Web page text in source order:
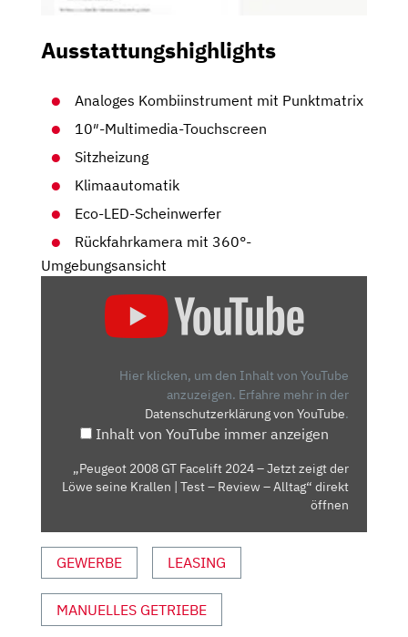
Ausstattungshighlights
Analoges Kombiinstrument mit Punktmatrix
10″-Multimedia-Touchscreen
Sitzheizung
Klimaautomatik
Eco-LED-Scheinwerfer
Rückfahrkamera mit 360°-
Umgebungsansicht
LÖWE
|
TEST
–
REVIEW
Hier klicken, um den Inhalt von YouTube
anzuzeigen. Erfahre mehr in der
Datenschutzerklärung von YouTube.
Inhalt von YouTube immer anzeigen
„Peugeot 2008 GT Facelift 2024 – Jetzt zeigt der
Löwe seine Krallen | Test – Review – Alltag“ direkt
öffnen
GEWERBE LEASING
MANUELLES GETRIEBE